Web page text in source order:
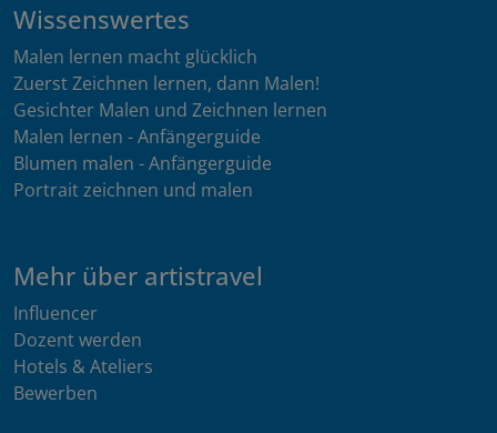
Wissenswertes
Malen lernen macht glücklich
Zuerst Zeichnen lernen, dann Malen!
Gesichter Malen und Zeichnen lernen
Malen lernen - Anfängerguide
Blumen malen - Anfängerguide
Portrait zeichnen und malen
Mehr über artistravel
Influencer
Dozent werden
Hotels & Ateliers
Bewerben